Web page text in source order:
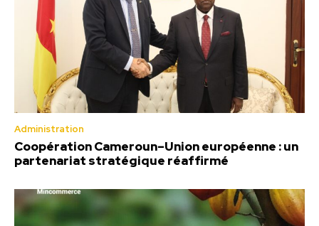
Administration
Coopération Cameroun–Union européenne : un
partenariat stratégique réaffirmé